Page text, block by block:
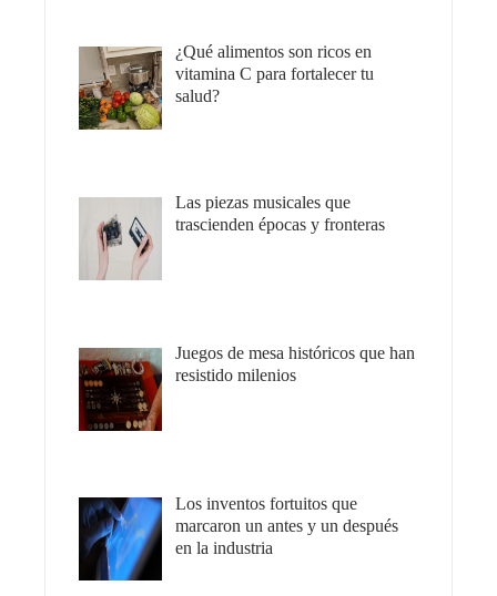
¿Qué alimentos son ricos en
vitamina C para fortalecer tu
salud?
Las piezas musicales que
trascienden épocas y fronteras
Juegos de mesa históricos que han
resistido milenios
Los inventos fortuitos que
marcaron un antes y un después
en la industria